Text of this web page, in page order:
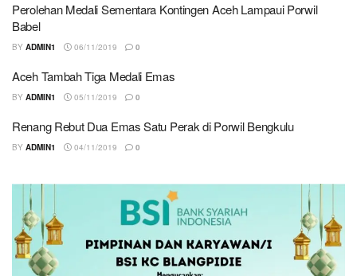
Perolehan Medali Sementara Kontingen Aceh Lampaui Porwil
Babel
BY ADMIN1 06/11/2019 0
Aceh Tambah Tiga Medali Emas
BY ADMIN1 05/11/2019 0
Renang Rebut Dua Emas Satu Perak di Porwil Bengkulu
BY ADMIN1 04/11/2019 0